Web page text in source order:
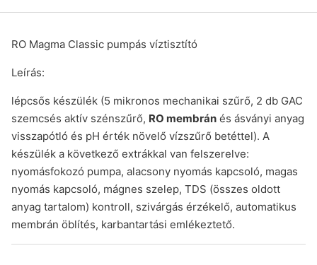
RO Magma Classic pumpás víztisztító
Leírás:
lépcsős készülék (5 mikronos mechanikai szűrő, 2 db GAC
szemcsés aktív szénszűrő, RO membrán és ásványi anyag
visszapótló és pH érték növelő vízszűrő betéttel). A
készülék a következő extrákkal van felszerelve:
nyomásfokozó pumpa, alacsony nyomás kapcsoló, magas
nyomás kapcsoló, mágnes szelep, TDS (összes oldott
anyag tartalom) kontroll, szivárgás érzékelő, automatikus
membrán öblítés, karbantartási emlékeztető.